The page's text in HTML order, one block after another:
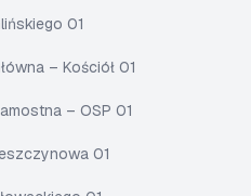
01
– Kościół 01
– OSP 01
01